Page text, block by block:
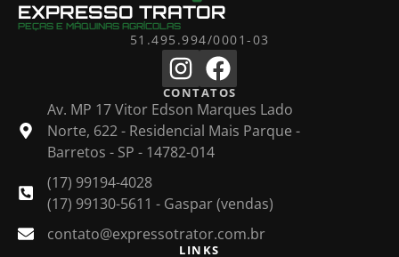
EXPRESSO TRATOR
PEÇAS E MÁQUINAS AGRÍCOLAS
51.495.994/0001-03
CONTATOS
Av. MP 17 Vitor Edson Marques Lado
Norte, 622 - Residencial Mais Parque -
Barretos - SP - 14782-014
(17) 99194-4028
(17) 99130-5611 - Gaspar (vendas)
contato@expressotrator.com.br
LINKS